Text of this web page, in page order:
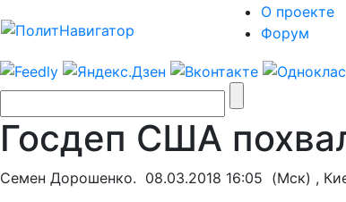
О проекте
Форум
Госдеп США
Семен Дорошенко. 08.03.2018 16:05 (Мск) ,